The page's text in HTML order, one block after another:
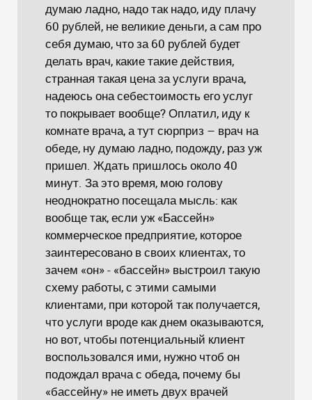
думаю ладно, надо так надо, иду плачу
60 рублей, не великие деньги, а сам про
себя думаю, что за 60 рублей будет
делать врач, какие такие действия,
странная такая цена за услуги врача,
надеюсь она себестоимость его услуг
то покрывает вообще? Оплатил, иду к
комнате врача, а тут сюрприз – врач на
обеде, ну думаю ладно, подожду, раз уж
пришел. Ждать пришлось около 40
минут. За это время, мою голову
неоднократно посещала мысль: как
вообще так, если уж «Бассейн»
коммерческое предприятие, которое
заинтересовано в своих клиентах, то
зачем «он» - «бассейн» выстроил такую
схему работы, с этими самыми
клиентами, при которой так получается,
что услуги вроде как днем оказываются,
но вот, чтобы потенциальный клиент
воспользовался ими, нужно чтоб он
подождал врача с обеда, почему бы
«бассейну» не иметь двух врачей